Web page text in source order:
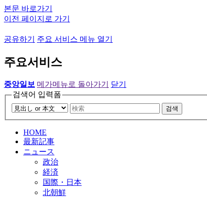
본문 바로가기
이전 페이지로 가기
공유하기 주요 서비스 메뉴 열기
주요서비스
중앙일보 메가메뉴로 돌아가기
닫기
검색어 입력폼
검색
HOME
最新記事
ニュース
政治
経済
国際・日本
北朝鮮